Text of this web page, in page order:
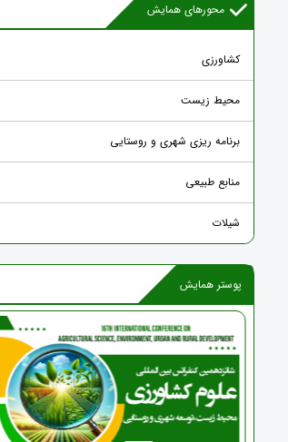
محورهای همایش
کشاورزی
محیط زیست
برنامه ریزی شهری و روستایی
منابع طبیعی
شیلات
پوستر همایش